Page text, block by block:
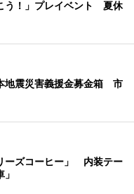
う！」プレイベント 夏休
地震災害義援金募金箱 市
ーズコーヒー」 内装テー